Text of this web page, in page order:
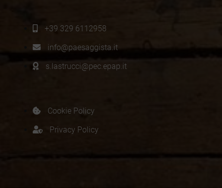
+39 329 6112958
info@paesaggista.it
s.lastrucci@pec.epap.it
Cookie Policy
Privacy Policy